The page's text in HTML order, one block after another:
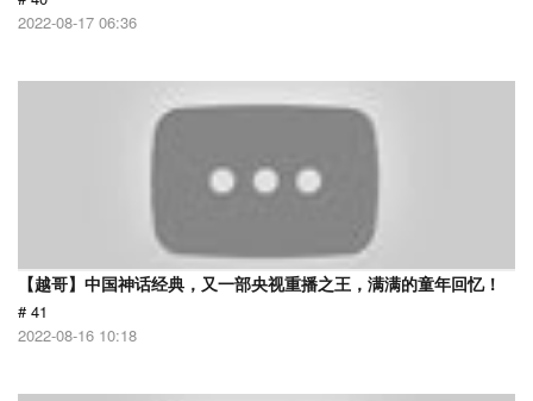
2022-08-17 06:36
【越哥】中国神话经典，又一部央视重播之王，满满的童年回忆！
# 41
2022-08-16 10:18